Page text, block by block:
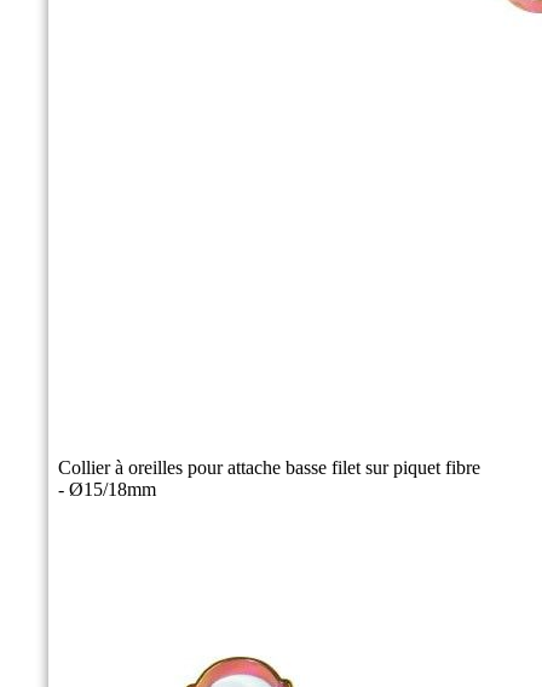
Collier à oreilles pour attache basse filet sur piquet fibre
- Ø15/18mm